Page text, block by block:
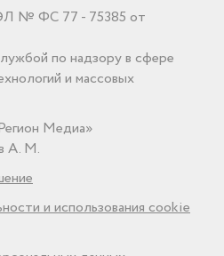
№ ФС 77 - 75385 от
по надзору в сфере
и массовых
Медиа»
А. М.
и использования cookie